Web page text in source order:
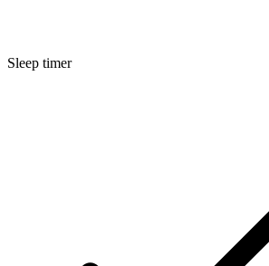
Sleep timer